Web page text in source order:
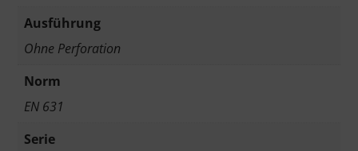
Ausführung
Ohne Perforation
Norm
EN 631
Serie